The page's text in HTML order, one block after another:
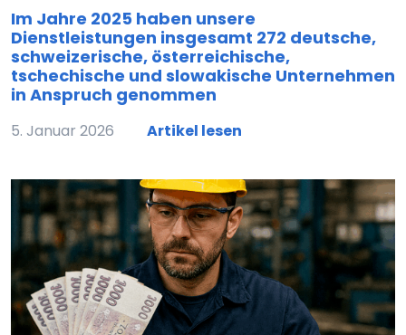
Im Jahre 2025 haben unsere
Dienstleistungen insgesamt 272 deutsche,
schweizerische, österreichische,
tschechische und slowakische Unternehmen
in Anspruch genommen
5. Januar 2026 Artikel lesen